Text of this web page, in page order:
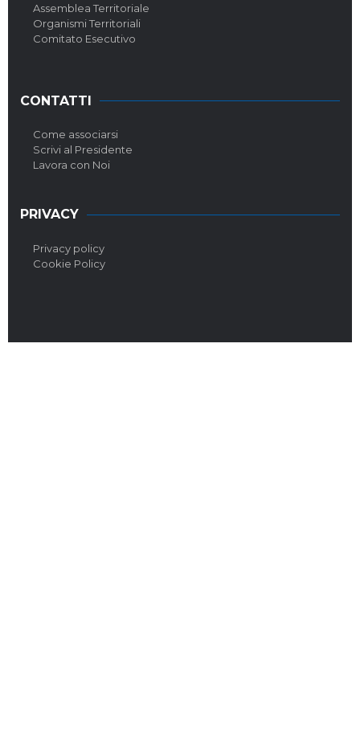
Assemblea Territoriale
Organismi Territoriali
Comitato Esecutivo
CONTATTI
Come associarsi
Scrivi al Presidente
Lavora con Noi
PRIVACY
Privacy policy
Cookie Policy